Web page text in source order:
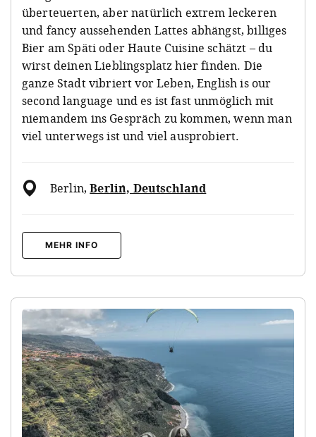
überteuerten, aber natürlich extrem leckeren
und fancy aussehenden Lattes abhängst, billiges
Bier am Späti oder Haute Cuisine schätzt – du
wirst deinen Lieblingsplatz hier finden. Die
ganze Stadt vibriert vor Leben, English is our
second language und es ist fast unmöglich mit
niemandem ins Gespräch zu kommen, wenn man
viel unterwegs ist und viel ausprobiert.
Berlin,Berlin, Deutschland
MEHR INFO